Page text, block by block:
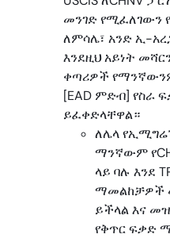
መንገድ የሚፈለገውን
ለምሳሌ፣ አንድ ኢ-
እንደዚህ አይነት
ቀጣሪዎች
[EAD ምድብ] የስራ
ይፈቀድላቸዋል።
ለሌላ
ማንኛውም
ላይ ባሉ እንደ
ማመልከቻዎች
ይችላል እና
የቅጥር ፍቃድ